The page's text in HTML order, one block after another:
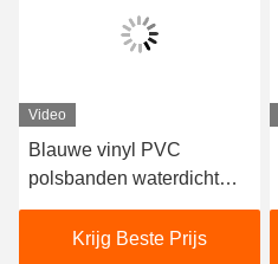
Video
Blauwe vinyl PVC
polsbanden waterdicht
voor watersport en
sportevenementen
Krijg Beste Prijs